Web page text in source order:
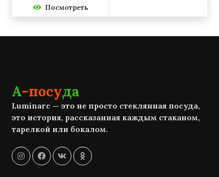
Посмотреть
А-посуда
Luminarc — это не просто стеклянная посуда,
это история, рассказанная каждым стаканом,
тарелкой или бокалом.